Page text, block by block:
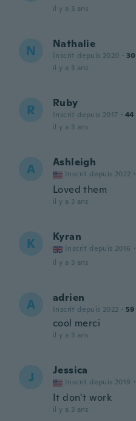
il y a 3 ans
N Nathalie
Inscrit depuis 2020 · 30
il y a 3 ans
R Ruby
Inscrit depuis 2017 · 44
il y a 3 ans
A Ashleigh
Inscrit depuis 2022 ·
Loved them
il y a 3 ans
K Kyran
Inscrit depuis 2016 ·
il y a 3 ans
A adrien
Inscrit depuis 2022 · 59
cool merci
il y a 3 ans
J Jessica
Inscrit depuis 2019 ·
It don't work
il y a 3 ans